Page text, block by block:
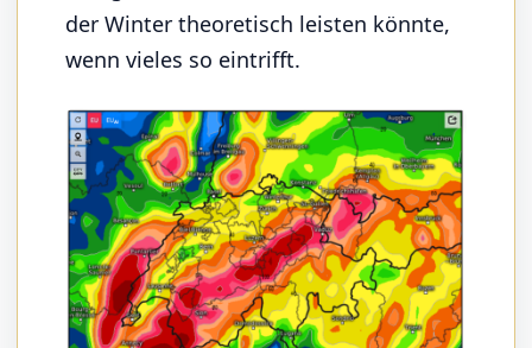
der Winter theoretisch leisten könnte,
wenn vieles so eintrifft.